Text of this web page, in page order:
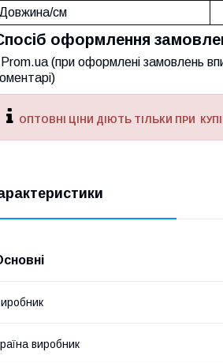
см
оформлення
Prom.ua (при оформлені замовлень
ОПТОВНІ ЦІНИ ДІЮТЬ ТІЛЬКИ ПРИ
виробник